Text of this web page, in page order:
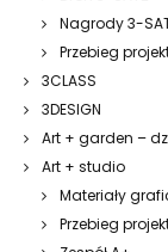
Nagrody 3-
Przebieg
3CLASS
3DESIGN
Art + garden –
Art + studio
Materiały
Przebieg